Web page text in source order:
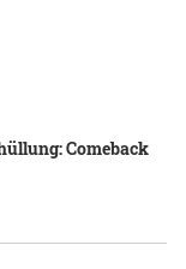
Comeback